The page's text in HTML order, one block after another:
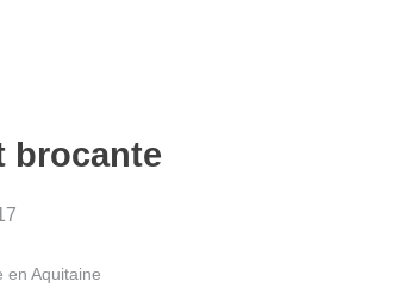
brocante
en Aquitaine